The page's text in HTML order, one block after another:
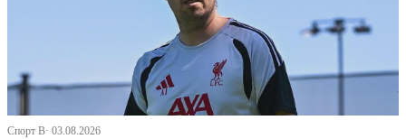
Спорт В· 03.08.2026